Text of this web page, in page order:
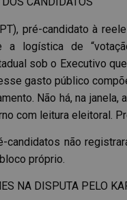
pré-candidato à
logística de
sob o Executivo
gasto público
Não há, na
com leitura eleitoral.
candidatos não
próprio.
NA DISPUTA PELO